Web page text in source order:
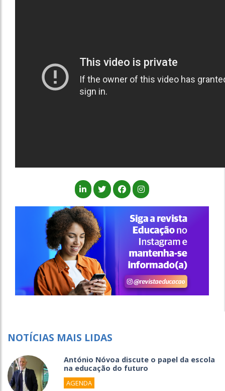
NOTÍCIAS MAIS LIDAS
António Nóvoa discute o papel da escola
na educação do futuro
AGENDA